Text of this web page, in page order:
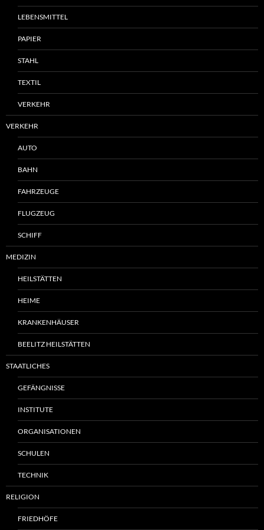
LEBENSMITTEL
PAPIER
STAHL
TEXTIL
VERKEHR
VERKEHR
AUTO
BAHN
FAHRZEUGE
FLUGZEUG
SCHIFF
MEDIZIN
HEILSTÄTTEN
HEIME
KRANKENHÄUSER
BEELITZ HEILSTÄTTEN
STAATLICHES
GEFÄNGNISSE
INSTITUTE
ORGANISATIONEN
SCHULEN
TECHNIK
RELIGION
FRIEDHÖFE